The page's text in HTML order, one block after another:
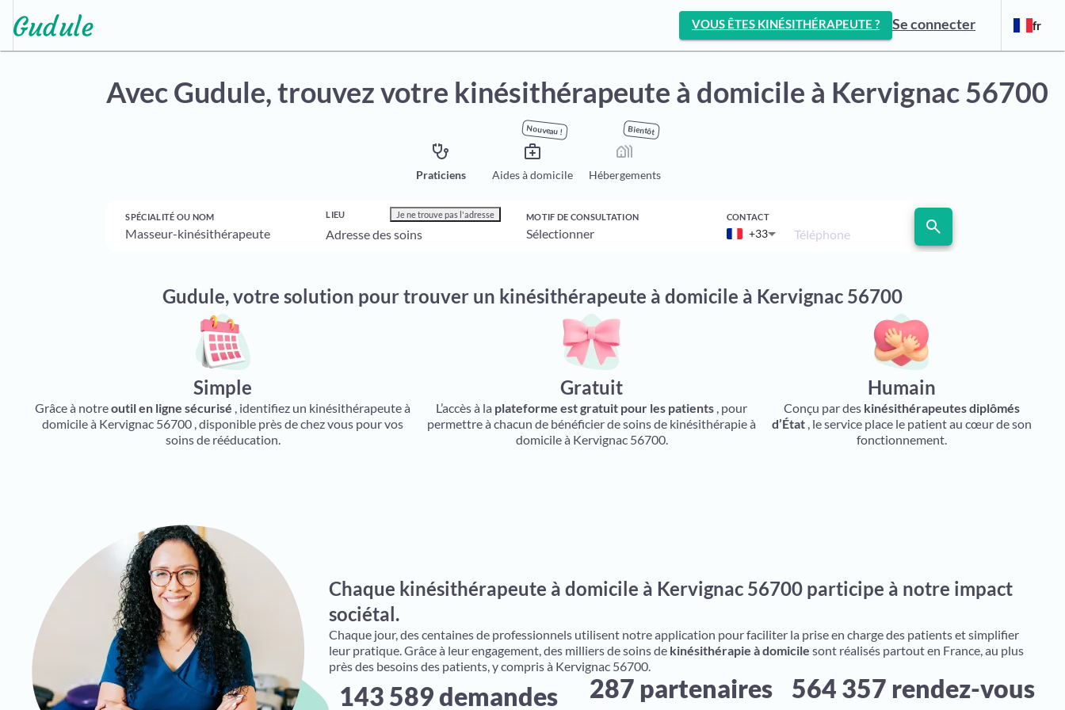
VOUS ÊTES KINÉSITHÉRAPEUTE ? Se connecter fr
Avec Gudule,trouvez votre kinésithérapeute à domicile à Kervignac 56700
stethoscope
Praticiens
Nouveau !
medical_services
Aides à domicile
Bientôt
holiday_village
Hébergements
SPÉCIALITÉ OU NOM LIEU Je ne trouve pas l'adresse MOTIF DE CONSULTATION CONTACT
+33 Téléphone search
Gudule, votre solution pour trouver un kinésithérapeute à domicile à Kervignac 56700
Simple
Grâce à notreoutil en ligne sécurisé , identifiez un kinésithérapeute à
domicile à Kervignac 56700 , disponible près de chez vous pour vos
soins de rééducation.
Gratuit
L’accès à la plateforme est gratuit pour les patients , pour
permettre à chacun de bénéficier de soins de kinésithérapie à
domicile à Kervignac 56700.
Humain
Conçu par des kinésithérapeutes diplômés
d’État, le service place le patient au cœur de son
fonctionnement.
Chaque kinésithérapeute à domicile à Kervignac 56700 participe à notre impact
sociétal.
Chaque jour, des centaines de professionnels utilisent notre application pour faciliter la prise en charge des patients et simplifier
leur pratique. Grâce à leur engagement, des milliers de soins de kinésithérapie à domicile sont réalisés partout en France, au plus
près des besoins des patients, y compris à Kervignac 56700.
143 589 demandes 287 partenaires 564 357 rendez-vous